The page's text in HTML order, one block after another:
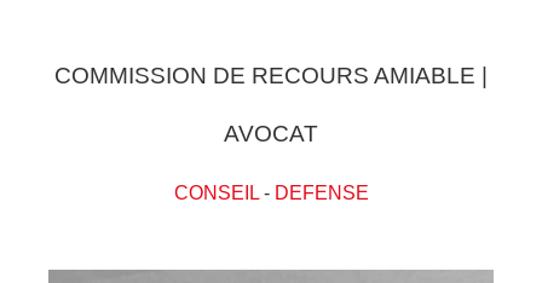
COMMISSION DE RECOURS AMIABLE |
AVOCAT
CONSEIL- DEFENSE